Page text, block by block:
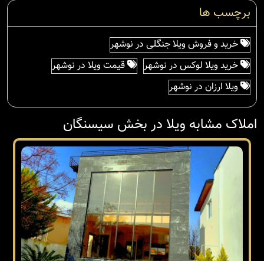
برچسب ها
خرید و فروش ویلا جنگلی در نوشهر
خرید ویلا لوکس در نوشهر
قیمت ویلا در نوشهر
ویلا ارزان در نوشهر
املاک مشابه ویلا در بخش سیسنگان